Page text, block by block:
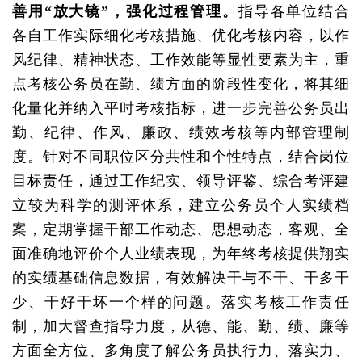
善用“放大镜”，强化过程管理。 指导各单位结合
各自工作实际细化考核措施、优化考核内容，以作
风纪律、精神状态、工作效能等显性要素为主，重
点考核公务员在勤、绩方面的阶段性变化，将其细
化量化并纳入平时考核指标，进一步完善公务员出
勤、纪律、作风、廉政、绩效考核等内部管理制
度。针对不同职位区分共性和个性特点，结合岗位
目标责任，通过工作纪实、领导评鉴、综合考评建
立较为科学的测评体系，建立公务员个人实绩档
案，定期掌握干部工作动态、思想动态，客观、全
面准确地评价个人业绩表现，为年终考核提供翔实
的实绩基础信息数据，有效解决干与不干、干多干
少、干好干坏一个样的问题。落实考核工作责任
制，加大督查指导力度，从德、能、勤、绩、廉等
方面全方位、多角度了解公务员执行力、落实力、